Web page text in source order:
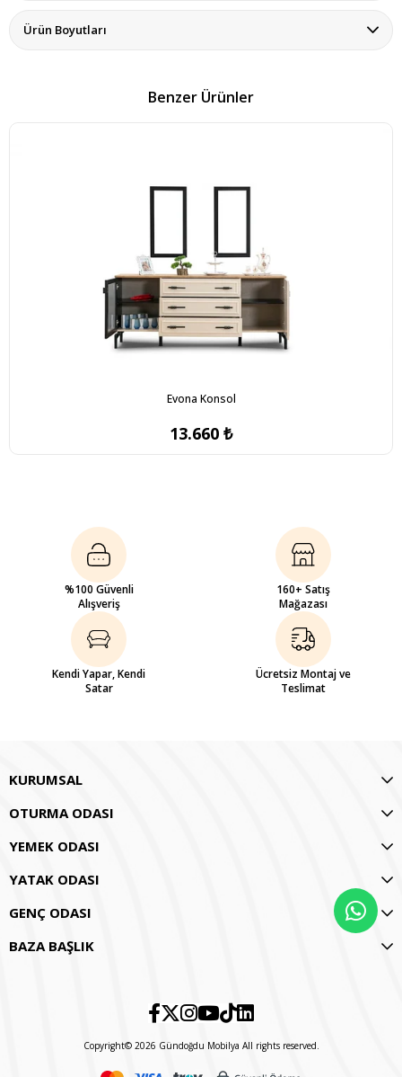
Ürün Boyutları
Benzer Ürünler
Evona Konsol
13.660 ₺
%100 Güvenli
Alışveriş
160+ Satış
Mağazası
Kendi Yapar, Kendi
Satar
Ücretsiz Montaj ve
Teslimat
KURUMSAL
OTURMA ODASI
YEMEK ODASI
YATAK ODASI
GENÇ ODASI
BAZA BAŞLIK
Copyright© 2026 Gündoğdu Mobilya All rights reserved.